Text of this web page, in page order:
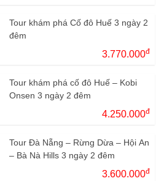
Tour khám phá Cố đô Huế 3 ngày 2
đêm
3.770.000đ
Tour khám phá cố đô Huế – Kobi
Onsen 3 ngày 2 đêm
4.250.000đ
Tour Đà Nẵng – Rừng Dừa – Hội An
– Bà Nà Hills 3 ngày 2 đêm
3.600.000đ